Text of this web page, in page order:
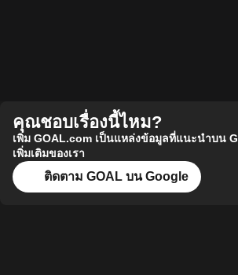
คุณชอบเรื่องนี้ไหม?
เพิ่ม GOAL.com เป็นแหล่งข้อมูลที่แนะนำบน
เพิ่มเติมของเรา
ติดตาม GOAL บน Google